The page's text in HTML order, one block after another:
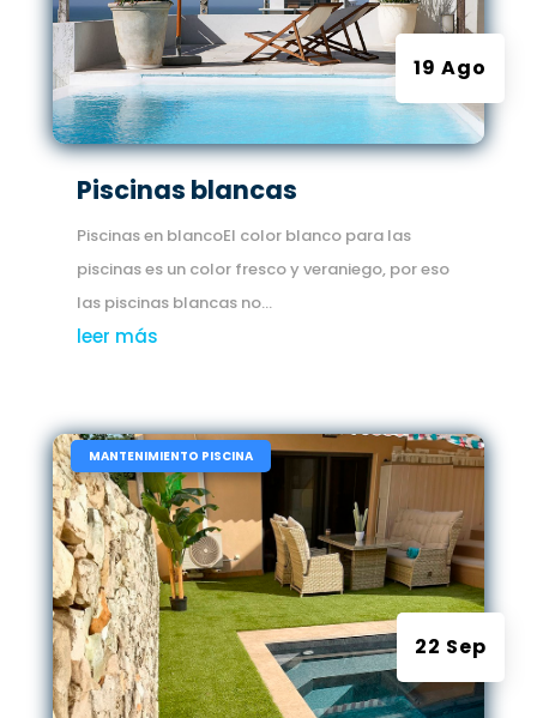
Piscinas blancas
19 Ago
Piscinas en blancoEl color blanco para las
piscinas es un color fresco y veraniego, por eso
las piscinas blancas no...
leer más
22 Sep
| MANTENIMIENTO PISCINA